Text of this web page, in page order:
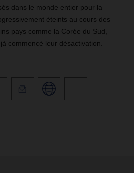
dans le monde entier pour la
éteints au cours des
pays comme la Corée du Sud,
commencé leur désactivation.